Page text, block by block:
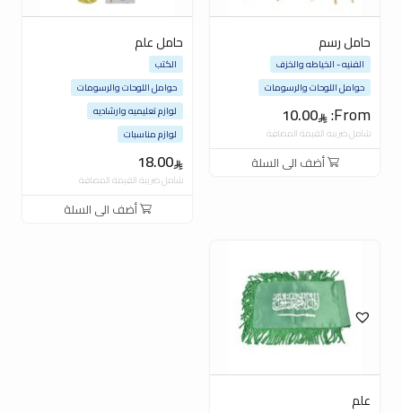
حامل رسم
From:
10.00
الفنيه - الخياطه والخزف
حوامل اللوحات والرسومات
شامل ضريبة القيمة المضافة
أضف الى السلة
حامل علم
18.00
الكتب
حوامل اللوحات والرسومات
لوازم تعليميه وارشاديه
لوازم مناسبات
شامل ضريبة القيمة المضافة
أضف الى السلة
علم